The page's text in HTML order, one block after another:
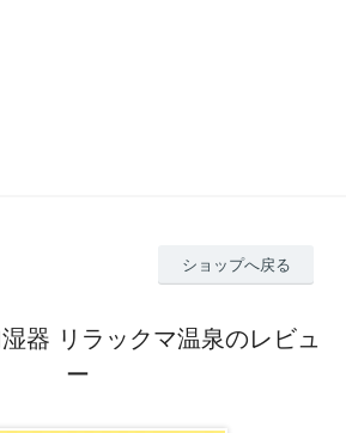
ショップへ戻る
器 リラックマ温泉のレビュ
ー